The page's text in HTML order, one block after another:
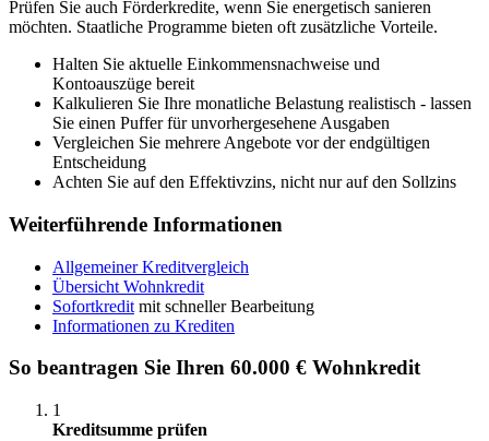
Prüfen Sie auch Förderkredite, wenn Sie energetisch sanieren
möchten. Staatliche Programme bieten oft zusätzliche Vorteile.
Halten Sie aktuelle Einkommensnachweise und
Kontoauszüge bereit
Kalkulieren Sie Ihre monatliche Belastung realistisch - lassen
Sie einen Puffer für unvorhergesehene Ausgaben
Vergleichen Sie mehrere Angebote vor der endgültigen
Entscheidung
Achten Sie auf den Effektivzins, nicht nur auf den Sollzins
Weiterführende Informationen
Allgemeiner Kreditvergleich
Übersicht Wohnkredit
Sofortkredit mit schneller Bearbeitung
Informationen zu Krediten
So beantragen Sie Ihren 60.000 € Wohnkredit
1
Kreditsumme prüfen